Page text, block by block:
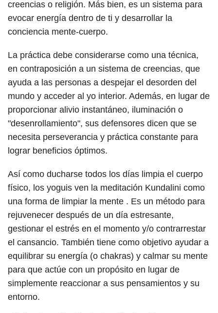
creencias o religión. Más bien, es un sistema para
evocar energía dentro de ti y desarrollar la
conciencia mente-cuerpo.
La práctica debe considerarse como una técnica,
en contraposición a un sistema de creencias, que
ayuda a las personas a despejar el desorden del
mundo y acceder al yo interior. Además, en lugar de
proporcionar alivio instantáneo, iluminación o
"desenrollamiento", sus defensores dicen que se
necesita perseverancia y práctica constante para
lograr beneficios óptimos.
Así como ducharse todos los días limpia el cuerpo
físico, los yoguis ven la meditación Kundalini como
una forma de limpiar la mente . Es un método para
rejuvenecer después de un día estresante,
gestionar el estrés en el momento y/o contrarrestar
el cansancio. También tiene como objetivo ayudar a
equilibrar su energía (o chakras) y calmar su mente
para que actúe con un propósito en lugar de
simplemente reaccionar a sus pensamientos y su
entorno.